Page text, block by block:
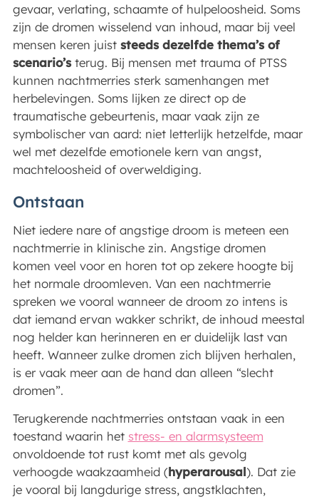
gevaar, verlating, schaamte of hulpeloosheid. Soms
zijn de dromen wisselend van inhoud, maar bij veel
mensen keren juist steeds dezelfde thema’s of
scenario’sterug. Bij mensen met trauma of PTSS
kunnen nachtmerries sterk samenhangen met
herbelevingen. Soms lijken ze direct op de
traumatische gebeurtenis, maar vaak zijn ze
symbolischer van aard: niet letterlijk hetzelfde, maar
wel met dezelfde emotionele kern van angst,
machteloosheid of overweldiging.
Ontstaan
Niet iedere nare of angstige droom is meteen een
nachtmerrie in klinische zin. Angstige dromen
komen veel voor en horen tot op zekere hoogte bij
het normale droomleven. Van een nachtmerrie
spreken we vooral wanneer de droom zo intens is
dat iemand ervan wakker schrikt, de inhoud meestal
nog helder kan herinneren en er duidelijk last van
heeft. Wanneer zulke dromen zich blijven herhalen,
is er vaak meer aan de hand dan alleen “slecht
dromen”.
Terugkerende nachtmerries ontstaan vaak in een
toestand waarin het stress- en alarmsysteem
onvoldoende tot rust komt met als gevolg
verhoogde waakzaamheid (hyperarousal). Dat zie
je vooral bij langdurige stress, angstklachten,